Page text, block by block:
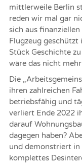
mittlerweile Berlin
reden wir mal gar
sich aus
Flugzeug geschützt
Stück Geschichte
wäre das nicht
Die
ihren zahlreichen
betriebsfähig und
verliert Ende 2022
darauf
dagegen haben?
und demonstriert
komplettes